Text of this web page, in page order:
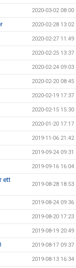
2020-03-02 08:00
2020-02-28 13:02
2020-02-27 11:49
2020-02-25 13:37
2020-02-24 09:03
2020-02-20 08:45
2020-02-19 17:37
2020-02-15 15:30
2020-01-20 17:17
2019-11-06 21:42
2019-09-24 09:31
2019-09-16 16:04
ett
2019-08-28 18:53
2019-08-24 09:36
2019-08-20 17:23
2019-08-19 20:49
2019-08-17 09:37
2019-08-13 16:34